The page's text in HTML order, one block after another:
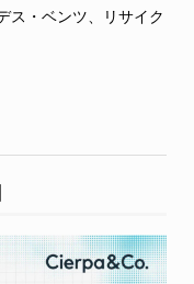
ス・ベンツ、リサイク